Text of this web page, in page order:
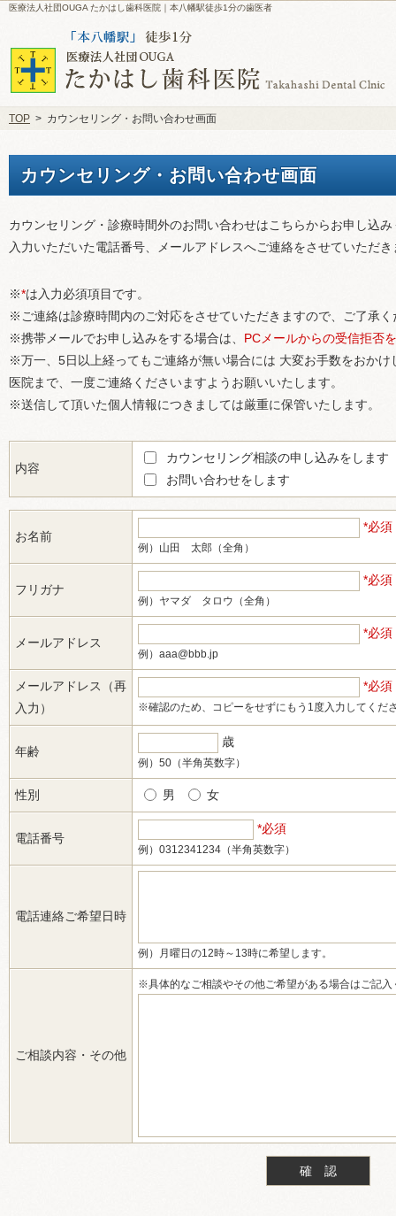
カウンセリング・お問い合わせ画面
医療法人社団OUGA たかはし歯科医院｜本八幡駅徒歩1分の歯医者
カウンセリング・診療時間外のお問い合わせはこちらからお申し込
入力いただいた電話番号、メールアドレスへご連絡をさせていただき
※*は入力必須項目です。
※ご連絡は診療時間内のご対応をさせていただきますので、ご了承く
※携帯メールでお申し込みをする場合は、 PCメールからの受信拒否
※万一、5日以上経ってもご連絡が無い場合には 大変お手数をおかけ
医院まで、一度ご連絡くださいますようお願いいたします。
※送信して頂いた個人情報につきましては厳重に保管いたします。
内容
カウンセリング相談の申し込みをします
お問い合わせをします
お名前
*必須
例）山田 太郎（全角）
フリガナ
*必須
例）ヤマダ タロウ（全角）
メールアドレス
*必須
例）aaa@bbb.jp
メールアドレス（再
入力）
*必須
※確認のため、コピーをせずにもう1度入力してくだ
年齢
歳
例）50（半角英数字）
性別 男 女
電話番号
*必須
例）0312341234（半角英数字）
電話連絡ご希望日時
例）月曜日の12時～13時に希望します。
ご相談内容・その他
※具体的なご相談やその他ご希望がある場合はご記入
TOP > カウンセリング・お問い合わせ画面